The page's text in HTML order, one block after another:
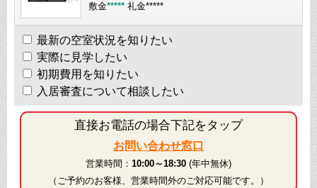
敷金***** 礼金*****
最新の空室状況を知りたい
実際に見学したい
初期費用を知りたい
入居審査について相談したい
直接お電話の場合下記をタップ
お問い合わせ窓口
営業時間： 10:00～18:30 (年中無休)
（ご予約のお客様、営業時間外のご対応可能です。）